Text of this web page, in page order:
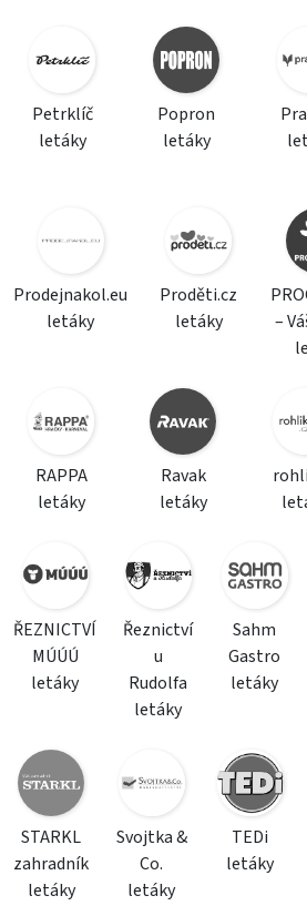
Petrklíč
letáky
Popron
letáky
Prodejnakol.eu
letáky
Proděti.cz
letáky
–
RAPPA
letáky
Ravak
letáky
ŘEZNICTVÍ
MÚÚÚ
letáky
Řeznictví
u
Rudolfa
letáky
Sahm
Gastro
letáky
STARKL
zahradník
letáky
Svojtka &
Co.
letáky
TEDi
letáky